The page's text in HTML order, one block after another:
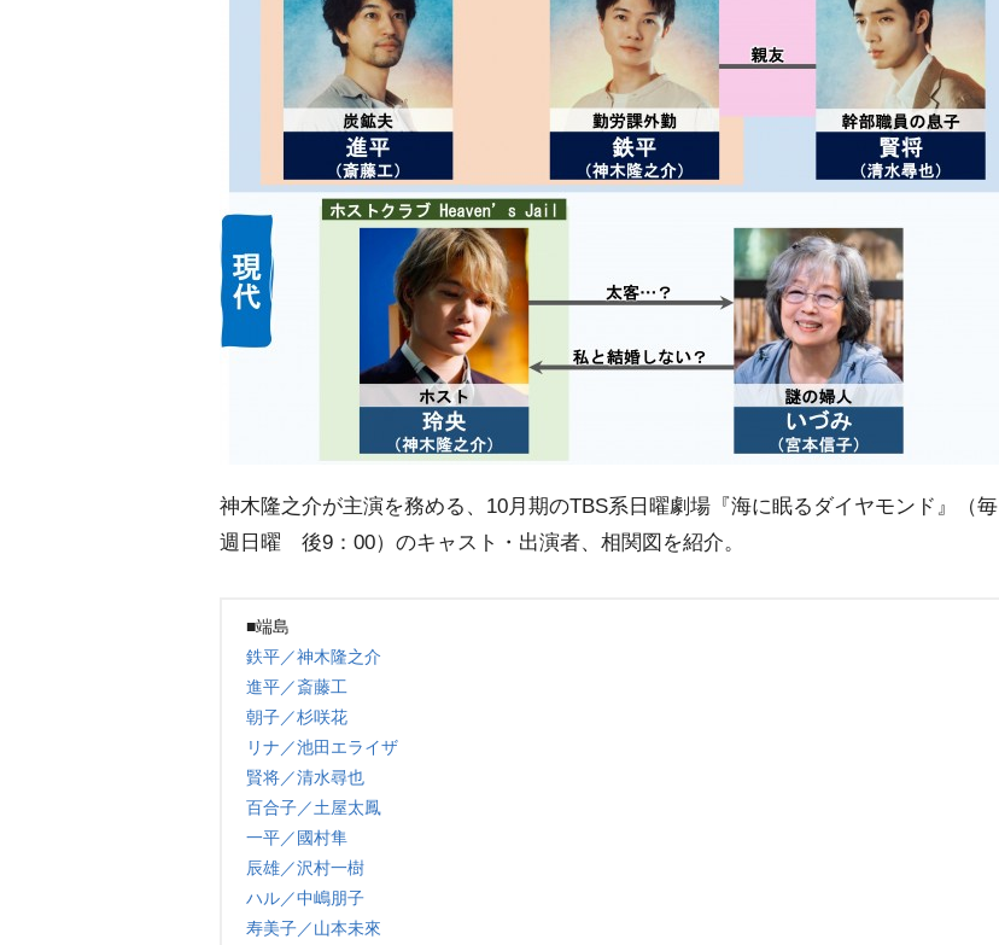
神木隆之介が主演を務める、10月期のTBS系日曜劇場『海に眠るダイヤモンド』（毎
週日曜 後9：00）のキャスト・出演者、相関図を紹介。
■端島
鉄平／神木隆之介
進平／斎藤工
朝子／杉咲花
リナ／池田エライザ
賢将／清水尋也
百合子／土屋太鳳
一平／國村隼
辰雄／沢村一樹
ハル／中嶋朋子
寿美子／山本未來